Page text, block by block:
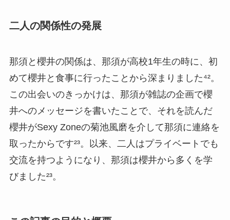
二人の関係性の発展
那須と櫻井の関係は、那須が高校1年生の時に、初
めて櫻井と食事に行ったことから深まりました⁴²。
この出会いのきっかけは、那須が雑誌の企画で櫻
井へのメッセージを書いたことで、それを読んだ
櫻井がSexy Zoneの菊池風磨を介して那須に連絡を
取ったからです²³。以来、二人はプライベートでも
交流を持つようになり、那須は櫻井から多くを学
びました²³。